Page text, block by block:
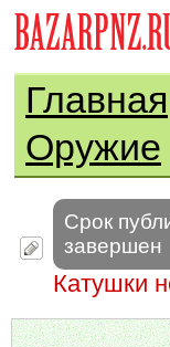
Главная
Оружие
Срок
завершен
Катушки